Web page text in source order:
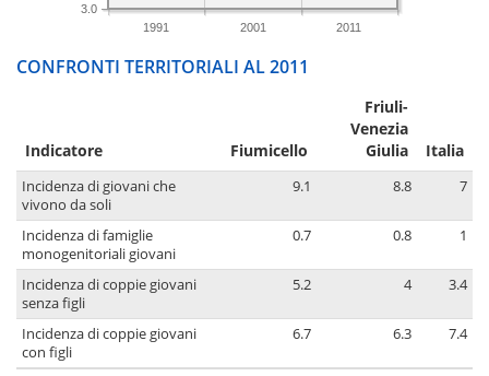
1991 2001 2011
3.0
CONFRONTI TERRITORIALI AL 2011
Indicatore Fiumicello
Friuli-
Venezia
Giulia
Italia
Incidenza di giovani che
vivono da soli
9.1 8.8 7
Incidenza di famiglie
monogenitoriali giovani
0.7 0.8 1
Incidenza di coppie giovani
senza figli
5.2 4 3.4
Incidenza di coppie giovani
con figli
6.7 6.3 7.4